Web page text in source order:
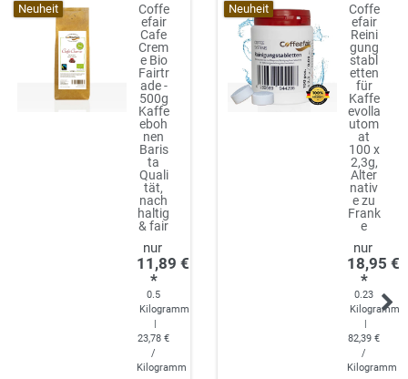
Neuheit
Coffe
efair
Cafe
Crem
e Bio
Fairtr
ade -
500g
Kaffe
eboh
nen
Baris
ta
Quali
tät,
nach
haltig
& fair
11,89 €
*
0.5
Kilogramm
|
23,78 €
/
Kilogramm
Neuheit
Coffe
efair
Reini
gung
stabl
etten
für
Kaffe
evolla
utom
at
100 x
2,3g,
Alter
nativ
e zu
Frank
e
18,95 €
*
0.23
Kilogramm
|
82,39 €
/
Kilogramm